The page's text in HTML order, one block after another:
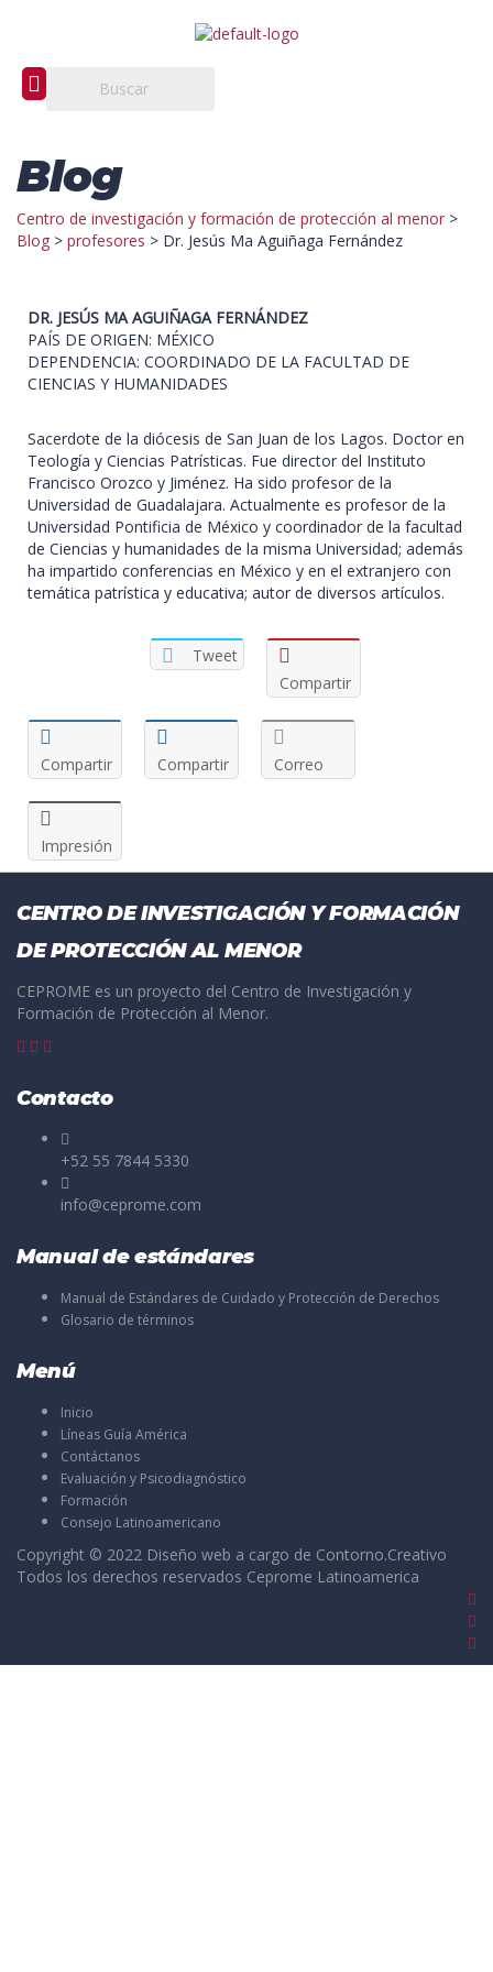
Blog
Centro de investigación y formación de protección al menor >
Blog > profesores > Dr. Jesús Ma Aguiñaga Fernández
DR. JESÚS MA AGUIÑAGA FERNÁNDEZ
PAÍS DE ORIGEN: MÉXICO
DEPENDENCIA: COORDINADO DE LA FACULTAD DE
CIENCIAS Y HUMANIDADES
Sacerdote de la diócesis de San Juan de los Lagos. Doctor en
Teología y Ciencias Patrísticas. Fue director del Instituto
Francisco Orozco y Jiménez. Ha sido profesor de la
Universidad de Guadalajara. Actualmente es profesor de la
Universidad Pontificia de México y coordinador de la facultad
de Ciencias y humanidades de la misma Universidad; además
ha impartido conferencias en México y en el extranjero con
temática patrística y educativa; autor de diversos artículos.
Tweet
Compartir
Compartir Compartir Correo
Impresión
CENTRO DE INVESTIGACIÓN Y FORMACIÓN
DE PROTECCIÓN AL MENOR
CEPROME es un proyecto del Centro de Investigación y
Formación de Protección al Menor.
Contacto
+52 55 7844 5330
info@ceprome.com
Manual de estándares
Manual de Estándares de Cuidado y Protección de Derechos
Glosario de términos
Menú
Inicio
Líneas Guía América
Contáctanos
Evaluación y Psicodiagnóstico
Formación
Consejo Latinoamericano
Copyright © 2022 Diseño web a cargo de Contorno.Creativo
Todos los derechos reservados Ceprome Latinoamerica